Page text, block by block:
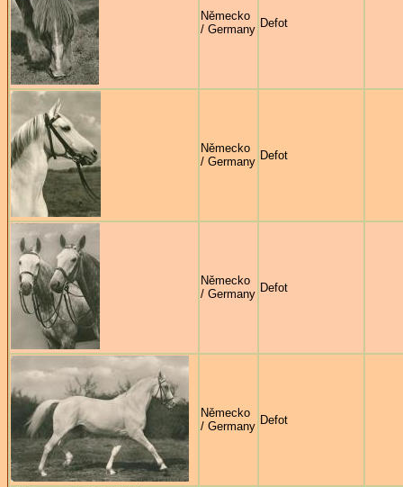
Německo
/ Germany Defot
Německo
/ Germany Defot
Německo
/ Germany Defot
Německo
/ Germany Defot